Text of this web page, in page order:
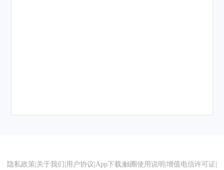
隐私政策 关于我们 用户协议 App下载 触圈使用说明 增值电信许可证